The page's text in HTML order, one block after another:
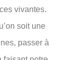
vivantes.
soit une
passer à